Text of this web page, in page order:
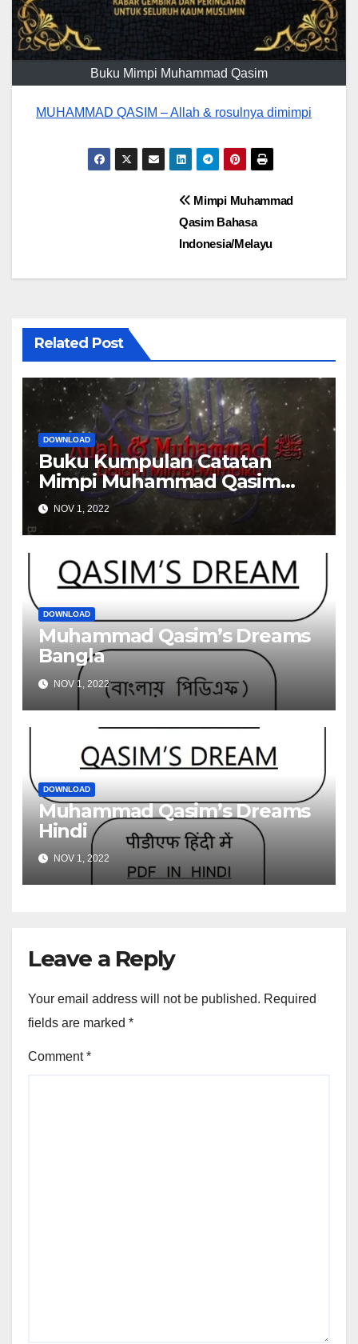
Buku Mimpi Muhammad Qasim
MUHAMMAD QASIM – Allah & rosulnya dimimpi
Mimpi Muhammad
Qasim Bahasa
Indonesia/Melayu
Related Post
DOWNLOAD
Buku Kumpulan Catatan
Mimpi Muhammad Qasim
2022
NOV 1, 2022
DOWNLOAD
Muhammad Qasim’s Dreams
Bangla
NOV 1, 2022
DOWNLOAD
Muhammad Qasim’s Dreams
Hindi
NOV 1, 2022
Leave a Reply
Your email address will not be published. Required
fields are marked *
Comment*